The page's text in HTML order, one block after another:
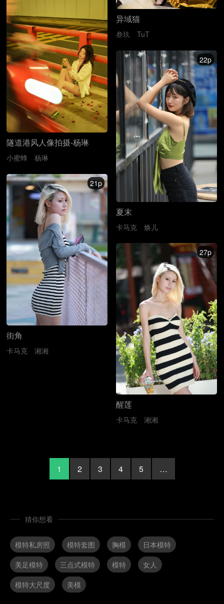
异域猫
叁玖 TuT
隧道港风人像拍摄-杨琳
小蜜蜂 杨琳
22p
夏末
卡马克 焕儿
21p
街角
卡马克 湘湘
27p
醒莲
卡马克 湘湘
1 2 3 4 5 …
猜你想看
模特私房照 模特套图 胸模
日本模特
美足模特
三点式模特 模特
女人
模特大尺度
美模